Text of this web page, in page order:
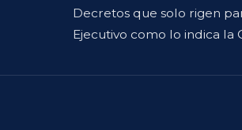
Decretos que solo rigen
Ejecutivo como lo indica la